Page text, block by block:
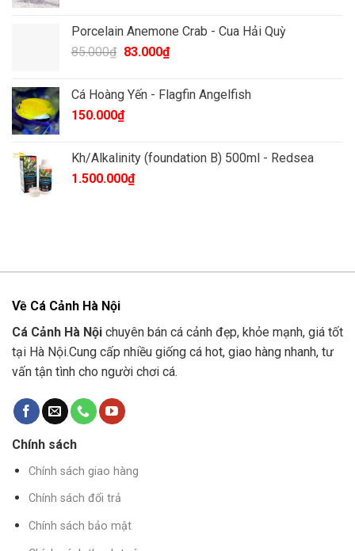
Porcelain Anemone Crab - Cua Hải Quỳ
85.000₫ Giá
85.000₫.
83.000₫Giá
là:
Cá Hoàng Yến - Flagfin Angelfish
150.000₫
Kh/Alkalinity (foundation B) 500ml - Redsea
1.500.000₫
Về Cá Cảnh Hà Nội
Cá Cảnh Hà Nội chuyên bán cá cảnh đẹp, khỏe mạnh, giá tốt
tại Hà Nội.Cung cấp nhiều giống cá hot, giao hàng nhanh, tư
vấn tận tình cho người chơi cá.
Chính sách
Chính sách giao hàng
Chính sách đổi trả
Chính sách bảo mật